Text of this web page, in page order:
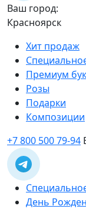
Ваш город:
Красноярск
Хит продаж
Премиум
Розы
Подарки
Композиции
+7 800 500 79-94
День